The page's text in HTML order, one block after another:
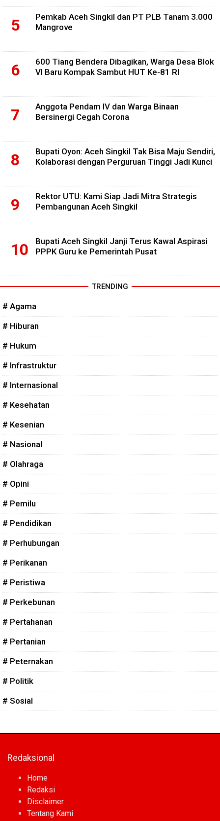
Pemkab Aceh Singkil dan PT PLB Tanam 3.000
Mangrove
600 Tiang Bendera Dibagikan, Warga Desa Blok
VI Baru Kompak Sambut HUT Ke-81 RI
Anggota Pendam IV dan Warga Binaan
Bersinergi Cegah Corona
Bupati Oyon: Aceh Singkil Tak Bisa Maju Sendiri,
Kolaborasi dengan Perguruan Tinggi Jadi Kunci
Rektor UTU: Kami Siap Jadi Mitra Strategis
Pembangunan Aceh Singkil
Bupati Aceh Singkil Janji Terus Kawal Aspirasi
PPPK Guru ke Pemerintah Pusat
TRENDING
# Agama
# Hiburan
# Hukum
# Infrastruktur
# Internasional
# Kesehatan
# Kesenian
# Nasional
# Olahraga
# Opini
# Pemilu
# Pendidikan
# Perhubungan
# Perikanan
# Peristiwa
# Perkebunan
# Pertahanan
# Pertanian
# Peternakan
# Politik
# Sosial
Redaksional
Home
Redaksi
Disclaimer
Tentang Kami